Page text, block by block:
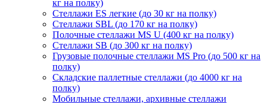
кг на полку)
Стеллажи ES легкие (до 30 кг на полку)
Стеллажи SBL (до 170 кг на полку)
Полочные стеллажи MS U (400 кг на полку)
Стеллажи SB (до 300 кг на полку)
Грузовые полочные стеллажи MS Pro (до 500 кг на
полку)
Складские паллетные стеллажи (до 4000 кг на
полку)
Мобильные стеллажи, архивные стеллажи